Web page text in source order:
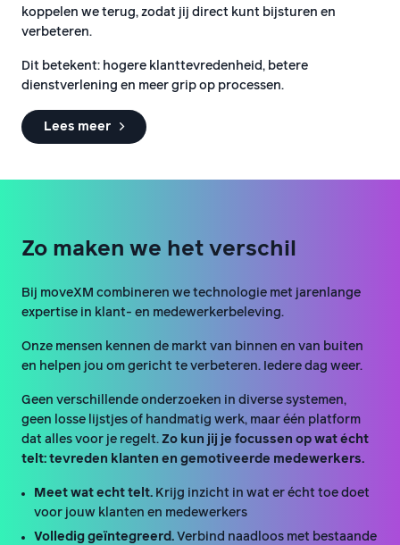
koppelen we terug, zodat jij direct kunt bijsturen en
verbeteren.
Dit betekent: hogere klanttevredenheid, betere
dienstverlening en meer grip op processen.
Lees meer
Zo maken we het verschil
Bij moveXM combineren we technologie met jarenlange
expertise in klant- en medewerkerbeleving.
Onze mensen kennen de markt van binnen en van buiten
en helpen jou om gericht te verbeteren. Iedere dag weer.
Geen verschillende onderzoeken in diverse systemen,
geen losse lijstjes of handmatig werk, maar één platform
dat alles voor je regelt. Zo kun jij je focussen op wat écht
telt: tevreden klanten en gemotiveerde medewerkers.
Meet wat echt telt. Krijg inzicht in wat er écht toe doet
voor jouw klanten en medewerkers
Volledig geïntegreerd. Verbind naadloos met bestaande